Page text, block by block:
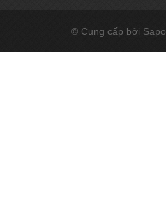
© Cung cấp bởi Sapo